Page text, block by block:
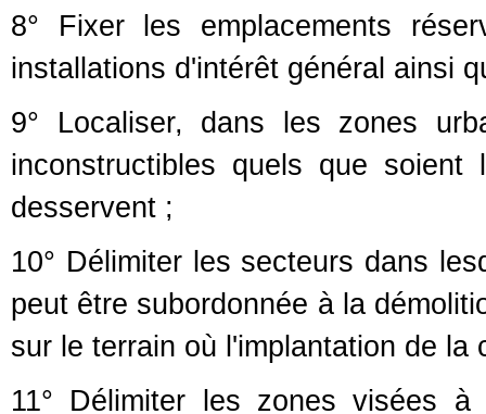
8° Fixer les emplacements
installations d'intérêt général ainsi
9° Localiser, dans les zones
inconstructibles quels que
desservent ;
10° Délimiter les secteurs dans
peut être subordonnée à la
sur le terrain où l'implantation de la
11° Délimiter les zones visées à